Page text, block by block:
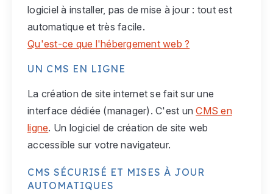
logiciel à installer, pas de mise à jour : tout est
automatique et très facile.
Qu'est-ce que l'hébergement web ?
UN CMS EN LIGNE
La création de site internet se fait sur une
interface dédiée (manager). C'est unCMS en
ligne. Un logiciel de création de site web
accessible sur votre navigateur.
CMS SÉCURISÉ ET MISES À JOUR
AUTOMATIQUES